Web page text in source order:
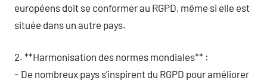
européens doit se conformer au RGPD, même si elle est
située dans un autre pays.
2. **Harmonisation des normes mondiales** :
– De nombreux pays s’inspirent du RGPD pour améliorer